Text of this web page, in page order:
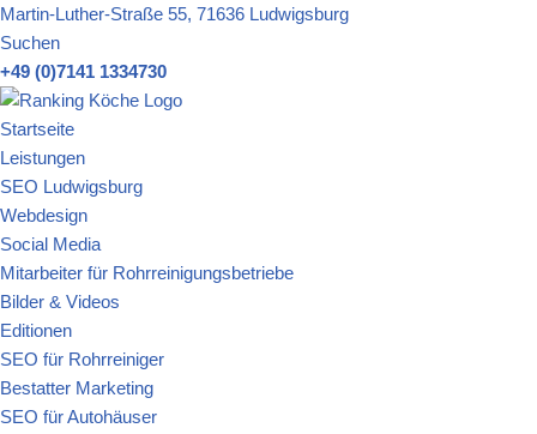
Zum
Inhalt
springen
Martin-Luther-Straße 55, 71636 Ludwigsburg
Suchen
+49 (0)7141 1334730
Startseite
Leistungen
SEO Ludwigsburg
Webdesign
Social Media
Mitarbeiter für Rohrreinigungsbetriebe
Bilder & Videos
Editionen
SEO für Rohrreiniger
Bestatter Marketing
SEO für Autohäuser